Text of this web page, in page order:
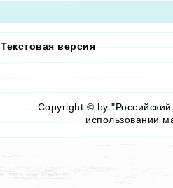
Текстовая версия
Copyright © by
использовании